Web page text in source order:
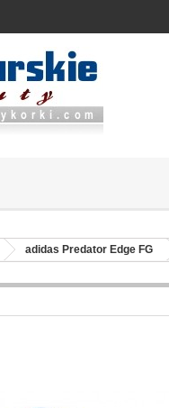
adidas Predator Edge FG